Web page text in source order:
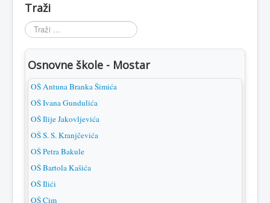
Traži
Traži
...
Osnovne škole - Mostar
OŠ Antuna Branka Šimića
OŠ Ivana Gundulića
OŠ Ilije Jakovljevića
OŠ S. S. Kranjčevića
OŠ Petra Bakule
OŠ Bartola Kašića
OŠ Ilići
OŠ Cim